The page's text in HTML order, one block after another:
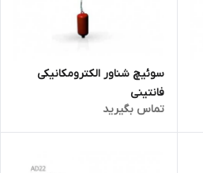
سوئیچ شناور الکترومکانیکی
فانتینی
تماس بگیرید